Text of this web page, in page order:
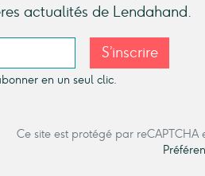
actualités de Lendahand.
S’inscrire
en un seul clic.
Ce site est protégé par reCAPTCHA